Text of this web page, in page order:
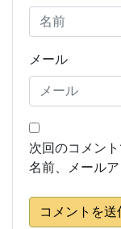
メール
次回のコメン
名前、メール
コメントを送